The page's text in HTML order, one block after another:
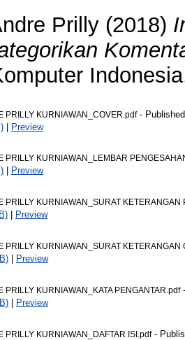
Prilly (2018)
PRILLY KURNIAWAN_COVER.pdf-
| Preview
PRILLY KURNIAWAN_LEMBAR
|
Preview
PRILLY KURNIAWAN_SURAT
|
Preview
PRILLY KURNIAWAN_SURAT KETERANGAN
|
Preview
PRILLY KURNIAWAN_KATA PENGANTAR.pdf-
|
Preview
PRILLY KURNIAWAN_DAFTAR ISI.pdf-